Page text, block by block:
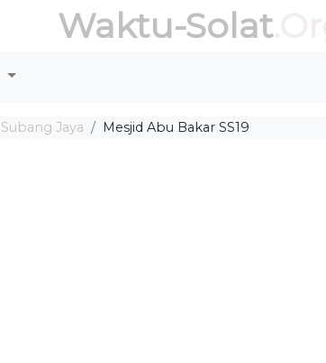
Waktu-Solat.Org
Jaya Mesjid Abu Bakar SS19